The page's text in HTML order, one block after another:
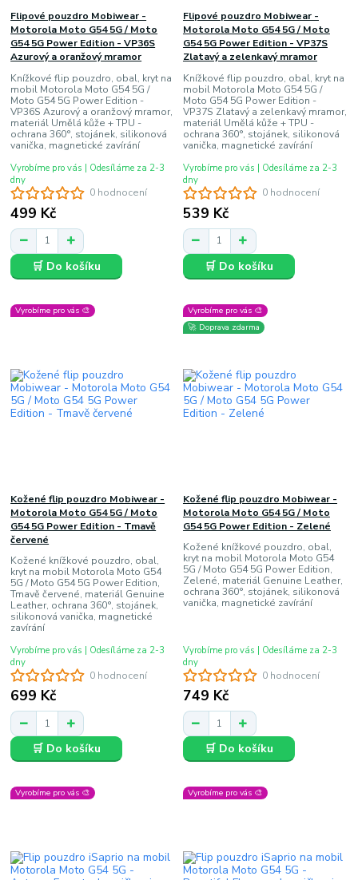
0 hodnocení
Flipové pouzdro Mobiwear -
Motorola Moto G54 5G / Moto
G54 5G Power Edition - VP36S
Azurový a oranžový mramor
Knížkové flip pouzdro, obal, kryt na
mobil Motorola Moto G54 5G /
Moto G54 5G Power Edition -
VP36S Azurový a oranžový mramor,
materiál Umělá kůže + TPU -
ochrana 360°, stojánek, silikonová
vanička, magnetické zavírání
499 Kč
Vyrobíme pro vás | Odesíláme za 2-3
dny
🛒 Do košíku
0 hodnocení
Flipové pouzdro Mobiwear -
Motorola Moto G54 5G / Moto
G54 5G Power Edition - VP37S
Zlatavý a zelenkavý mramor
Knížkové flip pouzdro, obal, kryt na
mobil Motorola Moto G54 5G /
Moto G54 5G Power Edition -
VP37S Zlatavý a zelenkavý mramor,
materiál Umělá kůže + TPU -
ochrana 360°, stojánek, silikonová
vanička, magnetické zavírání
539 Kč
Vyrobíme pro vás | Odesíláme za 2-3
dny
🛒 Do košíku
Vyrobíme pro vás 🎨
0 hodnocení
Kožené flip pouzdro Mobiwear -
Motorola Moto G54 5G / Moto
G54 5G Power Edition - Tmavě
červené
Kožené knížkové pouzdro, obal,
kryt na mobil Motorola Moto G54
5G / Moto G54 5G Power Edition,
Tmavě červené, materiál Genuine
Leather, ochrana 360°, stojánek,
silikonová vanička, magnetické
zavírání
699 Kč
Vyrobíme pro vás | Odesíláme za 2-3
dny
🛒 Do košíku
Vyrobíme pro vás 🎨
🚀 Doprava zdarma
0 hodnocení
Kožené flip pouzdro Mobiwear -
Motorola Moto G54 5G / Moto
G54 5G Power Edition - Zelené
Kožené knížkové pouzdro, obal,
kryt na mobil Motorola Moto G54
5G / Moto G54 5G Power Edition,
Zelené, materiál Genuine Leather,
ochrana 360°, stojánek, silikonová
vanička, magnetické zavírání
749 Kč
Vyrobíme pro vás | Odesíláme za 2-3
dny
🛒 Do košíku
Vyrobíme pro vás 🎨 Vyrobíme pro vás 🎨